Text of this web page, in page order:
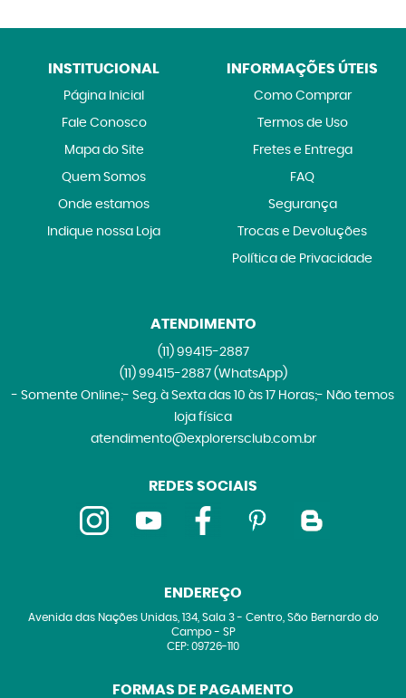
INSTITUCIONAL
Página Inicial
Fale Conosco
Mapa do Site
Quem Somos
Onde estamos
Indique nossa Loja
INFORMAÇÕES ÚTEIS
Como Comprar
Termos de Uso
Fretes e Entrega
FAQ
Segurança
Trocas e Devoluções
Política de Privacidade
ATENDIMENTO
(11)99415-2887
(11)99415-2887 (WhatsApp)
- Somente Online;- Seg. à Sexta das 10 às 17 Horas;- Não temos
loja física
atendimento@explorersclub.com.br
REDES SOCIAIS
ENDEREÇO
Avenida das Nações Unidas, 134, Sala 3- Centro, São Bernardo do
Campo- SP
CEP: 09726-110
FORMAS DE PAGAMENTO